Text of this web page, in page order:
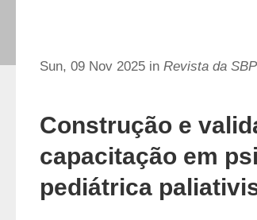
Sun, 09 Nov 2025 in Revista da
Construção e
capacitação em
pediátrica